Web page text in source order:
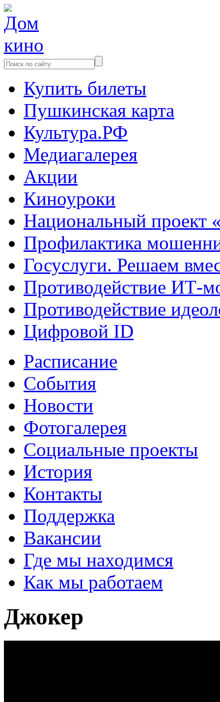
Купить билеты
Пушкинская карта
Культура.РФ
Медиагалерея
Акции
Киноуроки
Национальный проект
Профилактика
Госуслуги. Решаем
Противодействие ИТ-
Противодействие
Цифровой ID
Расписание
События
Новости
Фотогалерея
Социальные проекты
История
Контакты
Поддержка
Вакансии
Где мы находимся
Как мы работаем
Джокер